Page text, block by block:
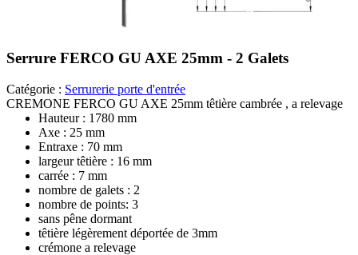
Serrure FERCO GU AXE 25mm - 2 Galets
Catégorie : Serrurerie porte d'entrée
CREMONE FERCO GU AXE 25mm têtière cambrée , a relevage
Hauteur : 1780 mm
Axe : 25 mm
Entraxe : 70 mm
largeur têtière : 16 mm
carrée : 7 mm
nombre de galets : 2
nombre de points: 3
sans pêne dormant
têtière légèrement déportée de 3mm
crémone a relevage